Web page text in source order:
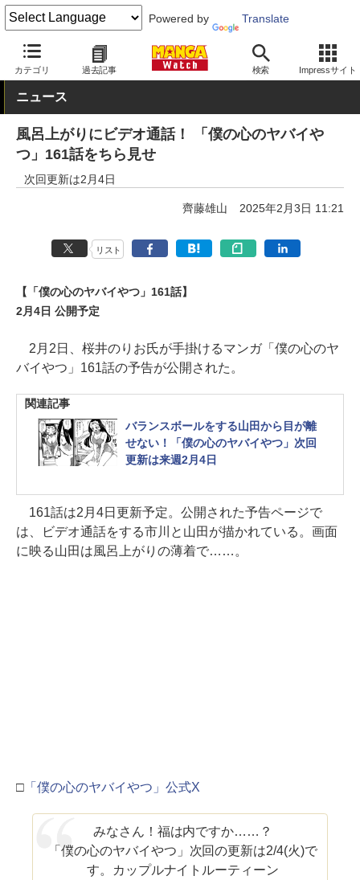
Powered by Translate
カテゴリ 過去記事 検索 Impressサイト
MANGA Watch 青年 僕の心のヤバイやつ
ニュース
風呂上がりにビデオ通話！ 「僕の心のヤバイや
つ」161話をちら見せ
次回更新は2月4日
齊藤雄山 2025年2月3日 11:21
リスト
【「僕の心のヤバイやつ」161話】
2月4日 公開予定
2月2日、桜井のりお氏が手掛けるマンガ「僕の心のヤ
バイやつ」161話の予告が公開された。
関連記事
バランスボールをする山田から目が離
せない！「僕の心のヤバイやつ」次回
更新は来週2月4日
161話は2月4日更新予定。公開された予告ページで
は、ビデオ通話をする市川と山田が描かれている。画面
に映る山田は風呂上がりの薄着で……。
□ 「僕の心のヤバイやつ」公式X
みなさん！福は内ですか……？
「僕の心のヤバイやつ」次回の更新は2/4(火)で
す。カップルナイトルーティーン